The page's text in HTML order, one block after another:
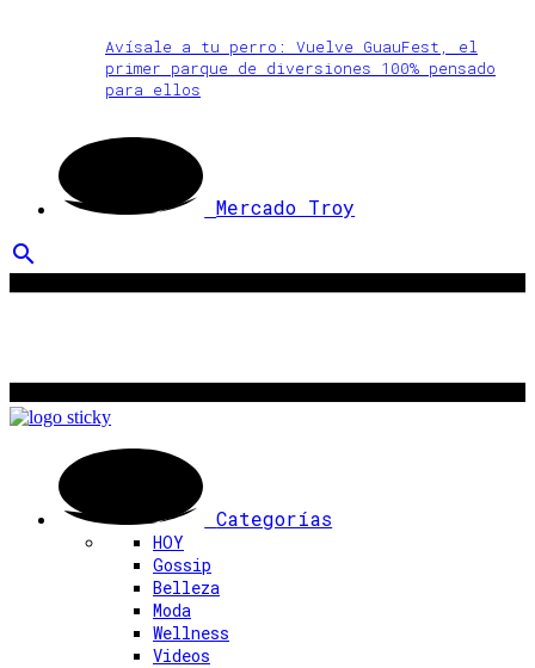
Avísale a tu perro: Vuelve GuauFest, el
primer parque de diversiones 100% pensado
para ellos
Mercado Troy
search
Categorías
HOY
Gossip
Belleza
Moda
Wellness
Videos